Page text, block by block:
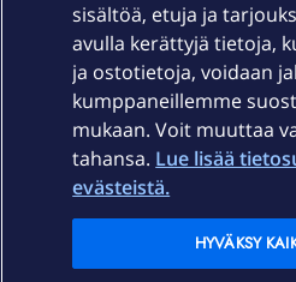
Palvelut
Ajankohtaista
Elisa Oyj
sisältöä, etuja ja
avulla kerättyjä tietoja,
ja ostotietoja, voidaan
kumppaneillemme
mukaan. Voit muuttaa
tahansa. Lue lisää
evästeistä.
HYVÄKSY